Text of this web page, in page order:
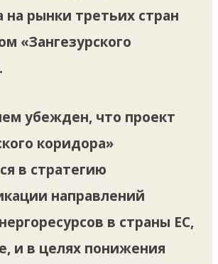
на рынки третьих стран
«Зангезурского
убежден, что проект
коридора»
в стратегию
направлений
в страны ЕС,
и в целях понижения